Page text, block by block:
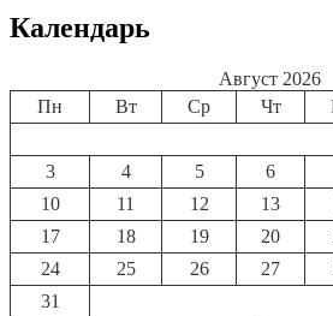
Календарь
Август 2026
Пн
Вт Ср Чт
3
4 5 6
10
11 12 13
17
18 19 20
24
25 26 27
31